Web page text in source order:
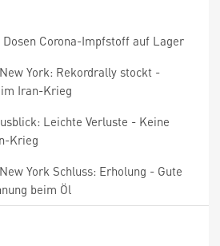
Corona-Impfstoff auf Lager
York: Rekordrally stockt -
Iran-Krieg
Leichte Verluste - Keine
Krieg
York Schluss: Erholung - Gute
beim Öl